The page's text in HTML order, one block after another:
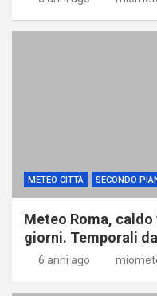
METEO CITTÀ SECONDO
Meteo Roma,
giorni. Temporali
6 anni ago